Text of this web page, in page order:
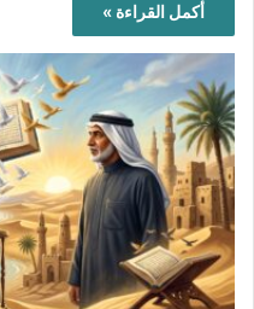
أكمل القراءة »